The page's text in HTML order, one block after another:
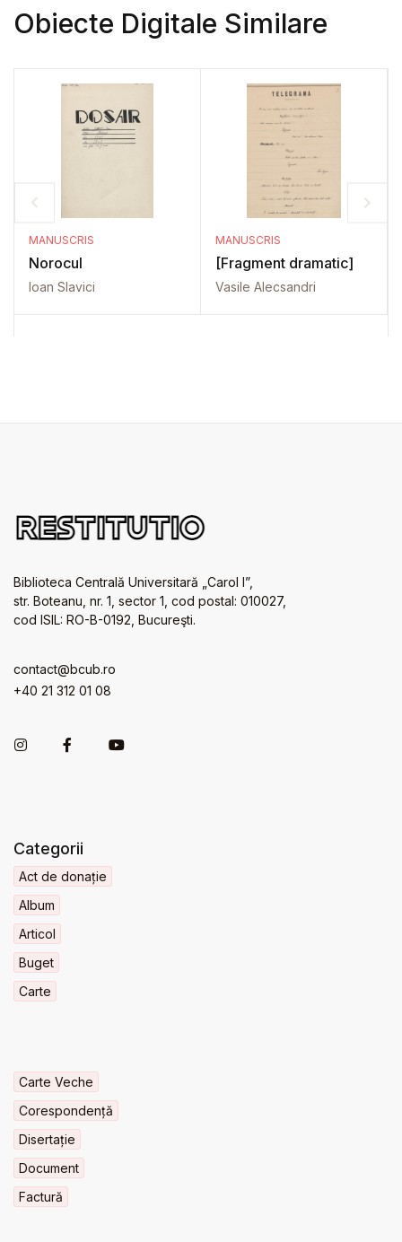
Obiecte Digitale Similare
MANUSCRIS
Norocul
Ioan Slavici
MANUSCRIS
[Fragment dramatic]
Vasile Alecsandri
Biblioteca Centrală Universitară „Carol I”,
str. Boteanu, nr. 1, sector 1, cod postal: 010027,
cod ISIL: RO-B-0192, Bucureşti.
contact@bcub.ro
+40 21 312 01 08
Categorii
Act de donație
Album
Articol
Buget
Carte
Carte Veche
Corespondență
Disertație
Document
Factură